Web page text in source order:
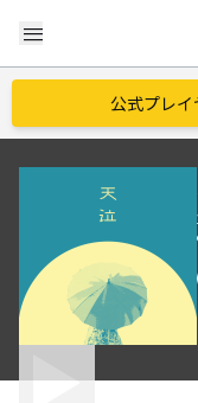
menu
公式プレ